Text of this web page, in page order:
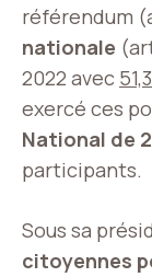
référendum
nationale
2022 avec
exercé ces
National de
participants.
Sous sa
citoyennes